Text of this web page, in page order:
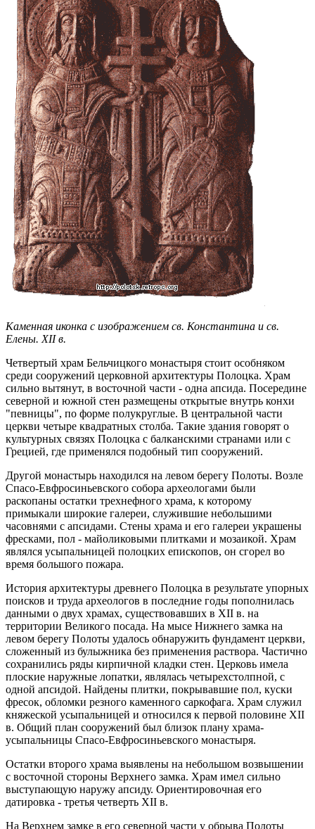
Каменная иконка с изображением св. Константина и св.
Елены. XII в.
Четвертый храм Бельчицкого монастыря стоит особняком
среди сооружений церковной архитектуры Полоцка. Храм
сильно вытянут, в восточной части - одна апсида. Посередине
северной и южной стен размещены открытые внутрь конхи
"певницы", по форме полукруглые. В центральной части
церкви четыре квадратных столба. Такие здания говорят о
культурных связях Полоцка с балканскими странами или с
Грецией, где применялся подобный тип сооружений.
Другой монастырь находился на левом берегу Полоты. Возле
Спасо-Евфросиньевского собора археологами были
раскопаны остатки трехнефного храма, к которому
примыкали широкие галереи, служившие небольшими
часовнями с апсидами. Стены храма и его галереи украшены
фресками, пол - майоликовыми плитками и мозаикой. Храм
являлся усыпальницей полоцких епископов, он сгорел во
время большого пожара.
История архитектуры древнего Полоцка в результате упорных
поисков и труда археологов в последние годы пополнилась
данными о двух храмах, существовавших в XII в. на
территории Великого посада. На мысе Нижнего замка на
левом берегу Полоты удалось обнаружить фундамент церкви,
сложенный из булыжника без применения раствора. Частично
сохранились ряды кирпичной кладки стен. Церковь имела
плоские наружные лопатки, являлась четырехстолпной, с
одной апсидой. Найдены плитки, покрывавшие пол, куски
фресок, обломки резного каменного саркофага. Храм служил
княжеской усыпальницей и относился к первой половине XII
в. Общий план сооружений был близок плану храма-
усыпальницы Спасо-Евфросиньевского монастыря.
Остатки второго храма выявлены на небольшом возвышении
с восточной стороны Верхнего замка. Храм имел сильно
выступающую наружу апсиду. Ориентировочная его
датировка - третья четверть XII в.
На Верхнем замке в его северной части у обрыва Полоты